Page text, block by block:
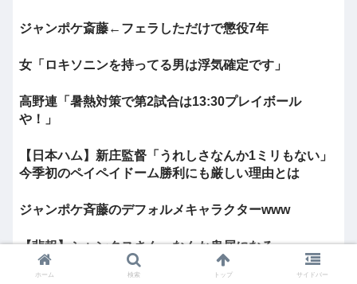
ジャンポケ斎藤←フェラしただけで懲役7年
女「ロキソニンを持ってる男は浮気確定です」
高野連「暑熱対策で第2試合は13:30プレイボール
や！」
【日本ハム】新庄監督「うれしさなんか1ミリもない」
今季初のペイペイドーム勝利にも厳しい理由とは
ジャンポケ斉藤のデフォルメキャラクターwww
【悲報】シャンクスさん、なんか卑屈になる
ホーム 検索 トップ サイドバー